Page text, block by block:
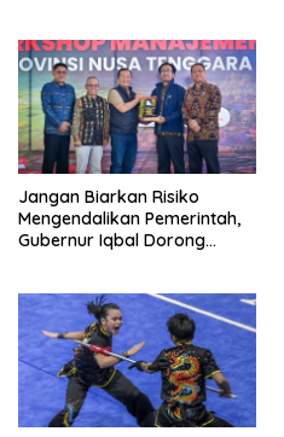
Jangan Biarkan Risiko
Mengendalikan Pemerintah,
Gubernur Iqbal Dorong